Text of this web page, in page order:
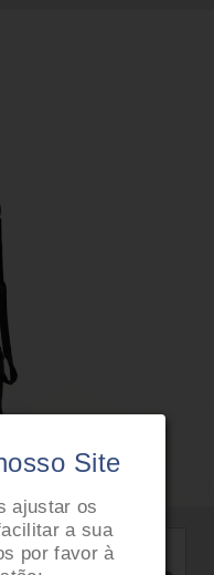
Site
ajustar os
a sua
por favor à